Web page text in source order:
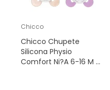
Chicco
Chicco Chupete
Silicona Physio
Comfort Ni?A 6-16 M 2